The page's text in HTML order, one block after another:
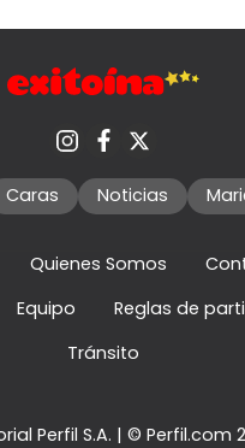
Caras Noticias
Quienes Somos
Equipo
Reglas de
Tránsito
Perfil S.A. | © Perfil.com